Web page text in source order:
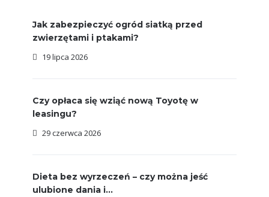
Jak zabezpieczyć ogród siatką przed
zwierzętami i ptakami?
19 lipca 2026
Czy opłaca się wziąć nową Toyotę w
leasingu?
29 czerwca 2026
Dieta bez wyrzeczeń – czy można jeść
ulubione dania i...